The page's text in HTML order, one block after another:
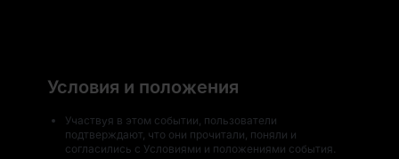
Условия и положения
Участвуя в этом событии, пользователи
подтверждают, что они прочитали, поняли и
согласились с Условиями и положениями события.